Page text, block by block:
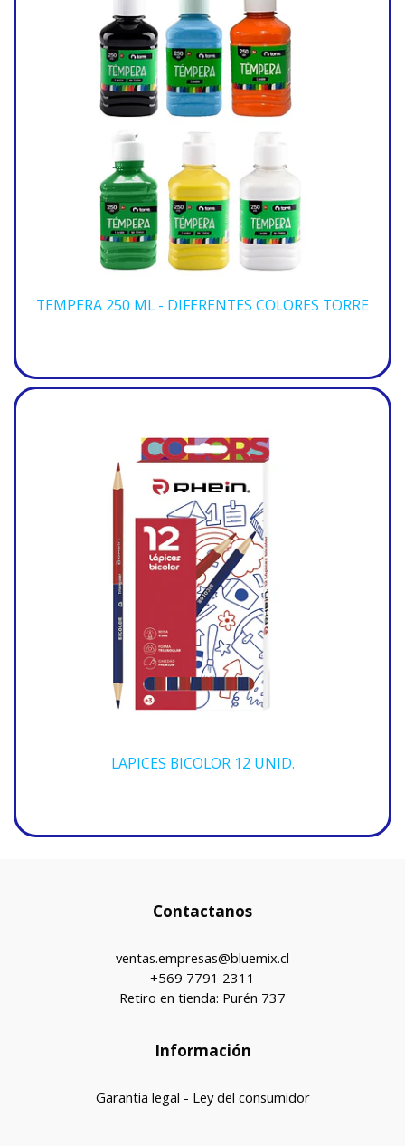
TEMPERA 250 ML - DIFERENTES COLORES TORRE
LAPICES BICOLOR 12 UNID.
Contactanos
ventas.empresas@bluemix.cl
+569 7791 2311
Retiro en tienda: Purén 737
Información
Garantia legal - Ley del consumidor